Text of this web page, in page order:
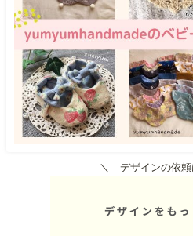
＼ デザインの依